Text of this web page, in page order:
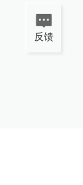
反馈